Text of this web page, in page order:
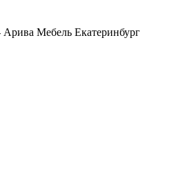
Мебель Екатеринбург